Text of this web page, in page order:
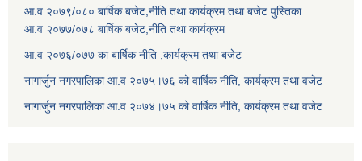
आ.व २०७९/०८० बार्षिक बजेट,नीति तथा कार्यक्रम तथा बजेट पुस्तिका
आ.व २०७७/०७८ बार्षिक बजेट,नीति तथा कार्यक्रम
आ.व २०७६/०७७ का बार्षिक नीति ,कार्यक्रम तथा बजेट
नागार्जुन नगरपालिका आ.व २०७५।७६ को वार्षिक नीति, कार्यक्रम तथा वजेट
नागार्जुन नगरपालिका आ.व २०७४।७५ को वार्षिक नीति, कार्यक्रम तथा वजेट